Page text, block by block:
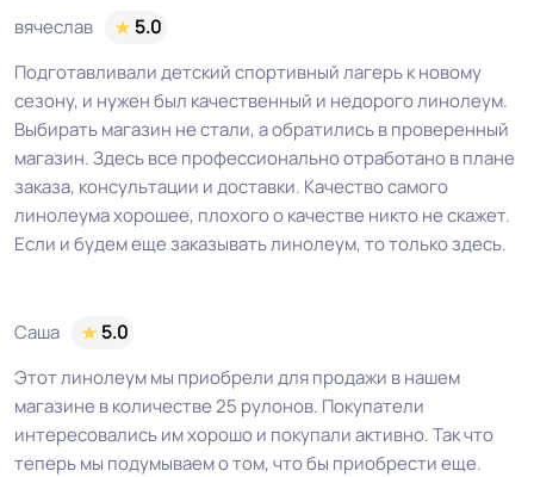
вячеслав
5.0
Подготавливали детский спортивный лагерь к новому
сезону, и нужен был качественный и недорого линолеум.
Выбирать магазин не стали, а обратились в проверенный
магазин. Здесь все профессионально отработано в плане
заказа, консультации и доставки. Качество самого
линолеума хорошее, плохого о качестве никто не скажет.
Если и будем еще заказывать линолеум, то только здесь.
Саша
5.0
Этот линолеум мы приобрели для продажи в нашем
магазине в количестве 25 рулонов. Покупатели
интересовались им хорошо и покупали активно. Так что
теперь мы подумываем о том, что бы приобрести еще.